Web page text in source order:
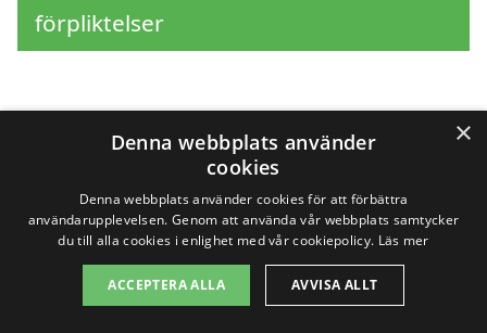
förpliktelser
Sök efter en
professionell för
takrenovering i andra
städer nära
×
Denna webbplats använder
cookies
Denna webbplats använder cookies för att förbättra
användarupplevelsen. Genom att använda vår webbplats samtycker
du till alla cookies i enlighet med vår cookiepolicy. Läs mer
ACCEPTERA ALLA AVVISA ALLT